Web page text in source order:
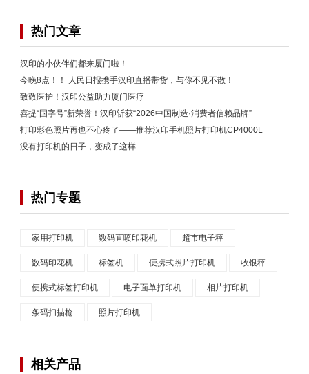
热门文章
汉印的小伙伴们都来厦门啦！
今晚8点！！ 人民日报携手汉印直播带货，与你不见不散！
致敬医护！汉印公益助力厦门医疗
喜提“国字号”新荣誉！汉印斩获“2026中国制造·消费者信赖品牌”
打印彩色照片再也不心疼了——推荐汉印手机照片打印机CP4000L
没有打印机的日子，变成了这样……
热门专题
家用打印机 数码直喷印花机 超市电子秤
数码印花机 标签机 便携式照片打印机 收银秤
便携式标签打印机 电子面单打印机 相片打印机
条码扫描枪 照片打印机
相关产品